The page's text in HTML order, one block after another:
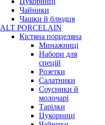
Чайники
Чашки й блюдця
ALT PORCELAIN
Кістяна порцеляна
Минажниці
Набори для
спецій
Розетки
Салатники
Соусники й
молочарі
Тарілки
Цукорниці